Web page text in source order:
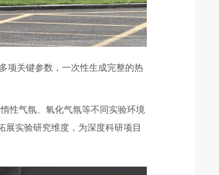
项关键参数，一次性生成完整的热
性气氛、氧化气氛等不同实验环境
实验研究维度，为深度科研项目